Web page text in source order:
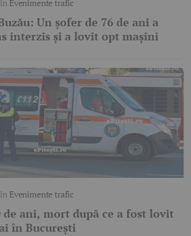
Evenimente trafic
Un șofer de 76 de ani a
interzis și a lovit opt mașini
Evenimente trafic
de ani, mort după ce a fost lovit
în București